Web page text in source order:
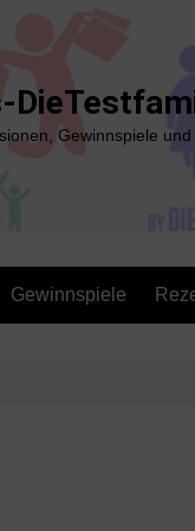
Gewinnspiele
Gewinnspiele